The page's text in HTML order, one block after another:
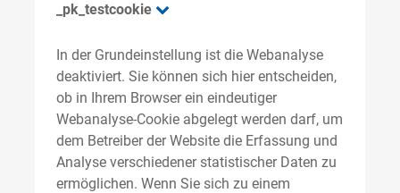
_pk_testcookie
In der Grundeinstellung ist die Webanalyse
deaktiviert. Sie können sich hier entscheiden,
ob in Ihrem Browser ein eindeutiger
Webanalyse-Cookie abgelegt werden darf, um
dem Betreiber der Website die Erfassung und
Analyse verschiedener statistischer Daten zu
ermöglichen. Wenn Sie sich zu einem